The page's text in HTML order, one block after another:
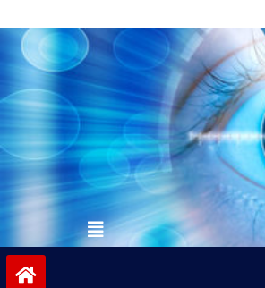
to
contentvinivida.lk